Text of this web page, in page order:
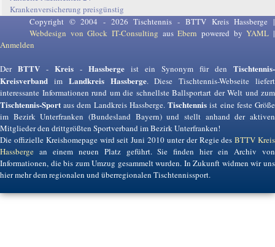
Krankenversicherung preisgünstig
Copyright © 2004 - 2026 Tischtennis - BTTV Kreis Hassberge |
Webdesign von Glock IT-Consulting ausEbern powered byYAML |
Anmelden
Der BTTV - Kreis - Hassberge ist ein Synonym für den Tischtennis-
Kreisverband im Landkreis Hassberge. Diese Tischtennis-Webseite liefert
interessante Informationen rund um die schnellste Ballsportart der Welt und zum
Tischtennis-Sport aus dem Landkreis Hassberge.Tischtennis ist eine feste Größe
im Bezirk Unterfranken (Bundesland Bayern) und stellt anhand der aktiven
Mitglieder den drittgrößten Sportverband im Bezirk Unterfranken!
Die offizielle Kreishomepage wird seit Juni 2010 unter der Regie desBTTV Kreis
Hassberge an einem neuen Platz geführt. Sie finden hier ein Archiv von
Informationen, die bis zum Umzug gesammelt wurden. In Zukunft widmen wir uns
hier mehr dem regionalen und überregionalen Tischtennissport.